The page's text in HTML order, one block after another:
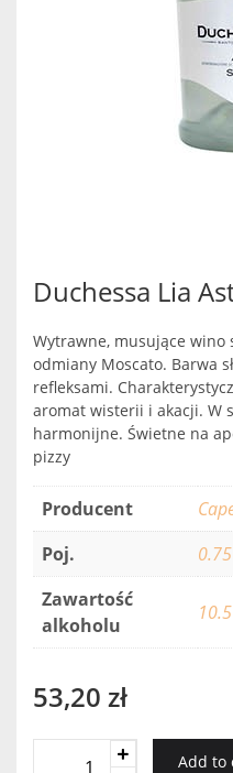
Duchessa Lia
Wytrawne, musujące wino
odmiany Moscato. Barwa
refleksami.
aromat wisterii i akacji. W
harmonijne. Świetne na
pizzy
Producent
Poj.
0.75
Zawartość
alkoholu
10.5
53,20 zł
Add to